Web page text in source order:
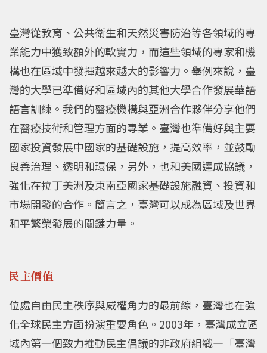
臺灣從教育、公共衛生和天然災害防治等各領域的專
業能力中獲致額外的軟實力，而這些領域的專家和機
構也在區域中發揮越來越大的影響力。舉例來說，臺
灣的大學已準備好和區域內的其他大學合作發展華語
語言訓練。我們的醫療機構與亞洲合作夥伴分享他們
在醫療技術和管理方面的專業。臺灣也準備好與主要
國家投資發展中國家的基礎設施，提高效率，並鼓勵
良善治理、透明和環保，另外，也和美國達成協議，
強化在拉丁美洲及東南亞國家基礎設施融資、投資和
市場開發的合作。簡言之，臺灣可以成為區域及世界
和平繁榮發展的關鍵力量。
民主價值
位處自由民主秩序與威權角力的最前線，臺灣也在強
化全球民主方面扮演重要角色。2003年，臺灣成立區
域內第一個致力推動民主倡議的非政府組織—「臺灣